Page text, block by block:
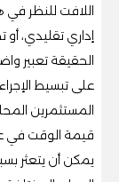
اللافت للنظر في
إداري تقليدي،
الحقيقة تعبير
على تبسيط
المستثمرين
قيمة الوقت في
يمكن أن يتعثر